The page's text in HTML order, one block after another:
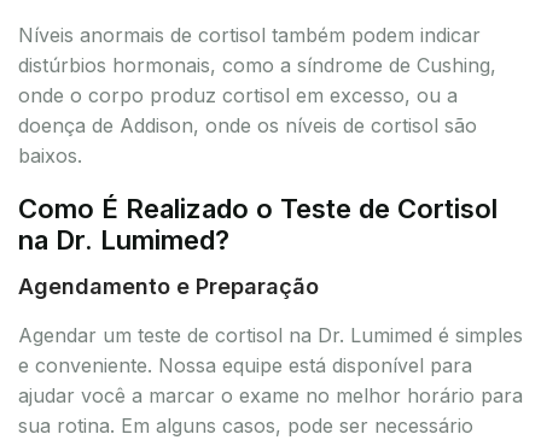
Níveis anormais de cortisol também podem indicar
distúrbios hormonais, como a síndrome de Cushing,
onde o corpo produz cortisol em excesso, ou a
doença de Addison, onde os níveis de cortisol são
baixos.
Como É Realizado o Teste de Cortisol
na Dr. Lumimed?
Agendamento e Preparação
Agendar um teste de cortisol na Dr. Lumimed é simples
e conveniente. Nossa equipe está disponível para
ajudar você a marcar o exame no melhor horário para
sua rotina. Em alguns casos, pode ser necessário